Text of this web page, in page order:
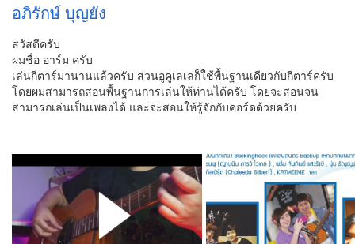
อภิรักษ์ บุญยัง
สวัสดีครับ
ผมชื่อ อาร์ม ครับ
เล่นกีตาร์มานานแล้วครับ ส่วนอูคูเลเล่ก็ใช้พื้นฐานเดียวกับกีตาร์ครับ
โดยผมสามารถสอนพื้นฐานการเล่นให้ท่านได้ครับ โดยจะสอนจน
สามารถเล่นเป็นเพลงได้ และจะสอนให้รู้จักกับคอร์ดด้วยครับ